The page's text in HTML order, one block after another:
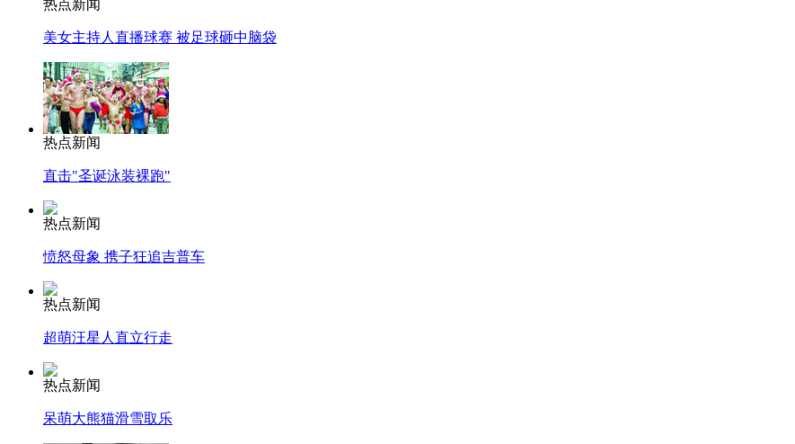
热点新闻
美女主持人直播球赛 被足球砸中脑袋
热点新闻
直击"圣诞泳装裸跑"
热点新闻
愤怒母象 携子狂追吉普车
热点新闻
超萌汪星人直立行走
热点新闻
呆萌大熊猫滑雪取乐